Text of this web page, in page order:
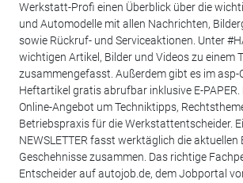
Werkstatt-Profi einen Überblick über die
und Automodelle mit allen Nachrichten,
sowie Rückruf- und Serviceaktionen. Unter
wichtigen Artikel, Bilder und Videos zu einem
zusammengefasst. Außerdem gibt es im asp-
Heftartikel gratis abrufbar inklusive E-
Online-Angebot um Techniktipps,
Betriebspraxis für die Werkstattentscheider.
NEWSLETTER fasst werktäglich die aktuellen
Geschehnisse zusammen. Das richtige
Entscheider auf autojob.de, dem Jobportal